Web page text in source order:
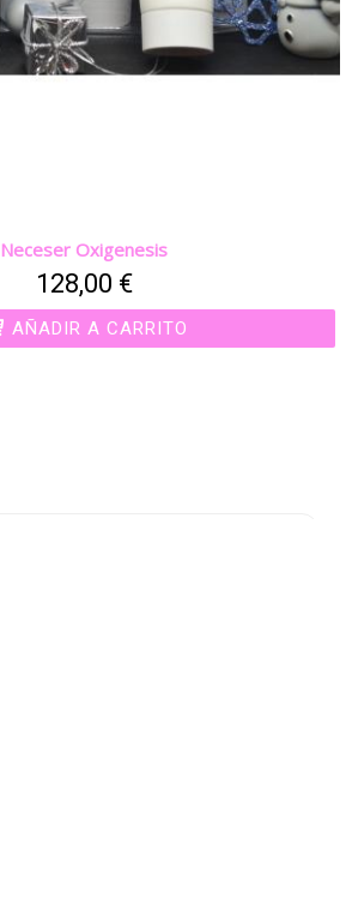
Neceser Oxigenesis
128,00 €
AÑADIR A CARRITO